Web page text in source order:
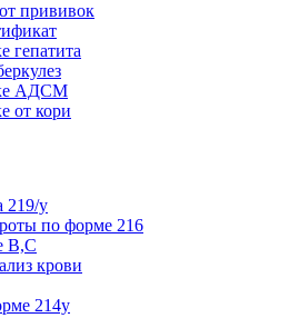
прививок
гепатита
АДСМ
от кори
219/у
по форме 216
B,C
крови
214у